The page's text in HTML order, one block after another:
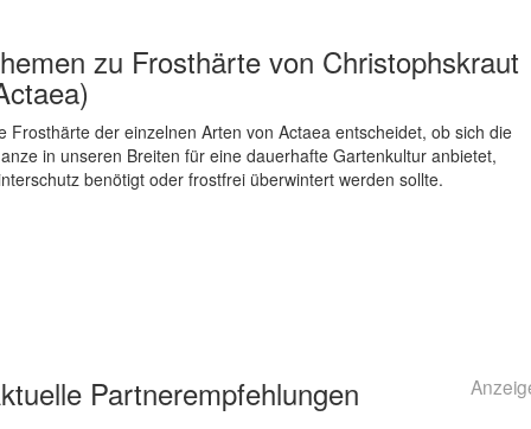
zu Frosthärte von Christophskraut
Frosthärte der einzelnen Arten von Actaea entscheidet, ob sich die
in unseren Breiten für eine dauerhafte Gartenkultur anbietet,
benötigt oder frostfrei überwintert werden sollte.
Partnerempfehlungen